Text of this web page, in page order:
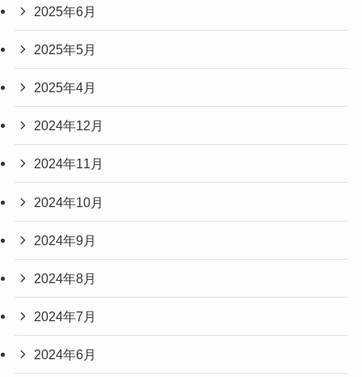
2025年6月
2025年5月
2025年4月
2024年12月
2024年11月
2024年10月
2024年9月
2024年8月
2024年7月
2024年6月